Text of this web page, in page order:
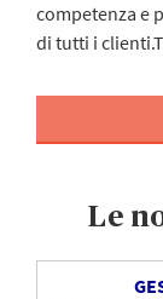
competenza e
di tutti i
Le